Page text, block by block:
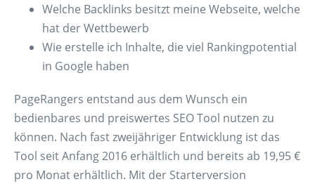
Welche Backlinks besitzt meine Webseite, welche
hat der Wettbewerb
Wie erstelle ich Inhalte, die viel Rankingpotential
in Google haben
PageRangers entstand aus dem Wunsch ein
bedienbares und preiswertes SEO Tool nutzen zu
können. Nach fast zweijähriger Entwicklung ist das
Tool seit Anfang 2016 erhältlich und bereits ab 19,95 €
pro Monat erhältlich. Mit der Starterversion